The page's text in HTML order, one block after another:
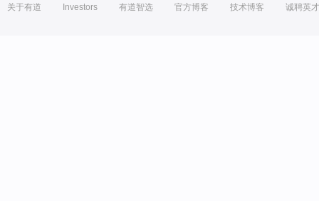
关于有道 Investors 有道智选 官方博客 技术博客 诚聘英才